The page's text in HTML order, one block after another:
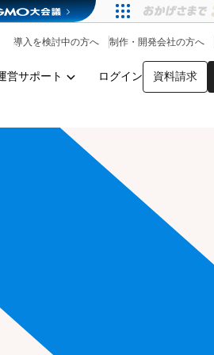
営サポート ログイン 資料請求
導入を検討中の方へ 制作・開発会社の方へ
アプリストア